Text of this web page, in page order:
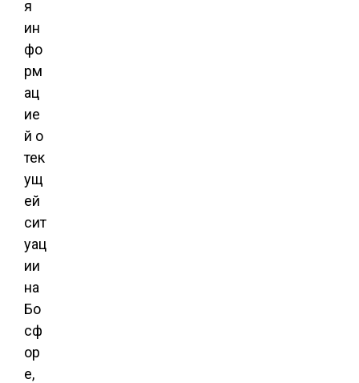
я
ин
фо
рм
ац
ие
й о
тек
ущ
ей
сит
уац
ии
на
Бо
сф
ор
е,